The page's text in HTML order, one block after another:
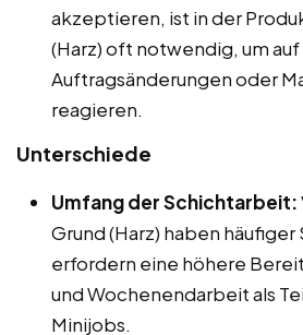
akzeptieren, ist in der
(Harz) oft notwendig, um
Auftragsänderungen oder
reagieren.
Unterschiede
Umfang der Schichtarbeit:
Grund (Harz) haben
erfordern eine höhere
und Wochenendarbeit als
Minijobs.